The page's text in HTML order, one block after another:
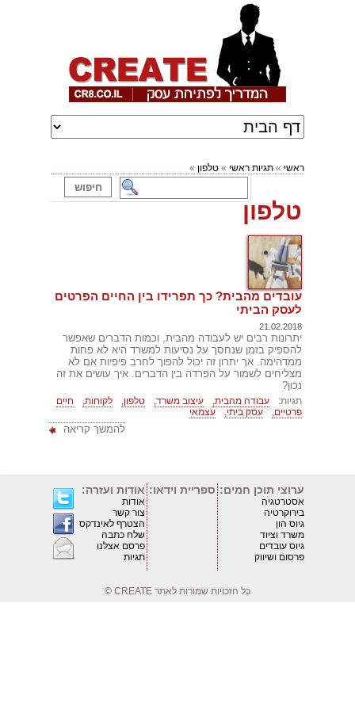
ראשי » תגיות ראשי » טלפון »
טלפון
עובדים מהבית? כך תפרידו בין החיים הפרטים
לעסק הביתי
21.02.2018
יתרונות רבים יש לעבודה מהבית, וכמות הדברים שאפשר
להספיק בזמן שנחסך על נסיעות למשרד היא לא פחות
ממדהימה. אך יתרון זה יכול להפוך לחרב פיפיות אם לא
מצליחים לשמור על הפרדה בין הדברים. איך עושים את זה
נכון?
תגיות: עבודה מהבית, עיצוב משרד, טלפון, לקוחות,
חיים
פרטיים,
עסק ביתי, עצמאי
להמשך קריאה
ערוצי תוכן חמים:
אסטרטגיה
בירוקרטיה
גיוס הון
משרד וציוד
גיוס עובדים
פרסום ושיווק
ספריית וידאו: אודות ועזרה:
אודות
צור קשר
הצטרף לאינדקס
שלח כתבה
פרסם אצלנו
תגיות
כל הזכויות שמורות לאתר CREATE ©